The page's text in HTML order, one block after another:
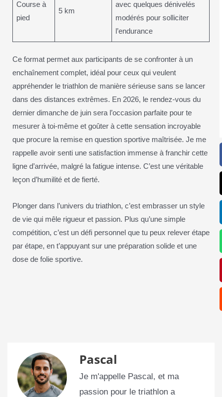
Course à
pied
5 km
avec quelques dénivelés
modérés pour solliciter
l’endurance
Ce format permet aux participants de se confronter à un
enchaînement complet, idéal pour ceux qui veulent
appréhender le triathlon de manière sérieuse sans se lancer
dans des distances extrêmes. En 2026, le rendez-vous du
dernier dimanche de juin sera l’occasion parfaite pour te
mesurer à toi-même et goûter à cette sensation incroyable
que procure la remise en question sportive maîtrisée. Je me
rappelle avoir senti une satisfaction immense à franchir cette
ligne d’arrivée, malgré la fatigue intense. C’est une véritable
leçon d’humilité et de fierté.
Plonger dans l’univers du triathlon, c’est embrasser un style
de vie qui mêle rigueur et passion. Plus qu’une simple
compétition, c’est un défi personnel que tu peux relever étape
par étape, en t’appuyant sur une préparation solide et une
dose de folie sportive.
Pascal
Je m'appelle Pascal, et ma
passion pour le triathlon a